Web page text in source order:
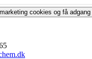
cookies og få adgang